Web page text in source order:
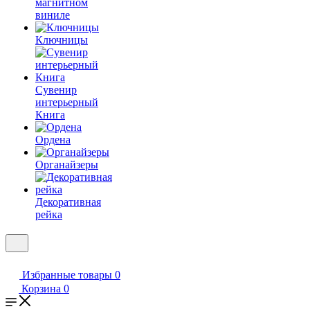
магнитном
виниле
Ключницы
Сувенир
интерьерный
Книга
Ордена
Органайзеры
Декоративная
рейка
Избранные товары 0
Корзина 0